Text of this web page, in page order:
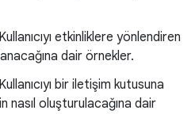
Kullanıcıyı etkinliklere yönlendiren
dair örnekler.
Kullanıcıyı bir iletişim kutusuna
nasıl oluşturulacağına dair